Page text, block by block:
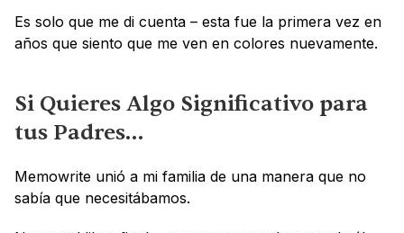
Es solo que me di cuenta – esta fue la primera vez en
años que siento que me ven en colores nuevamente.
Si Quieres Algo Significativo para
tus Padres…
Memowrite unió a mi familia de una manera que no
sabía que necesitábamos.